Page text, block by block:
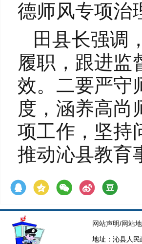
德师风专项治
田县长强调
履职，跟进监
效。二要严守
度，涵养高尚
项工作，坚持
推动沁县教育
网站声明/网站
地址：沁县人